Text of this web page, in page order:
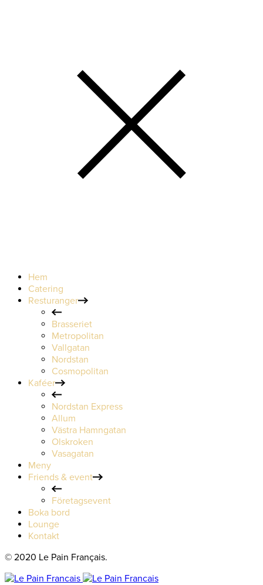
Hem
Catering
Resturanger
Brasseriet
Metropolitan
Vallgatan
Nordstan
Cosmopolitan
Kaféer
Nordstan Express
Allum
Västra Hamngatan
Olskroken
Vasagatan
Meny
Friends & event
Företagsevent
Boka bord
Lounge
Kontakt
© 2020 Le Pain Français.